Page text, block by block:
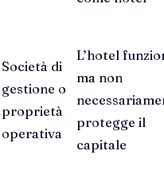
Società di
gestione o
proprietà
operativa
L’hotel
ma non
protegge il
capitale